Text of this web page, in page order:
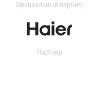
Официальный партнер
Партнер